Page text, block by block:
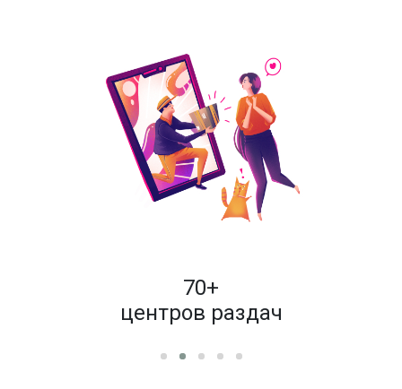
70+
центров раздач